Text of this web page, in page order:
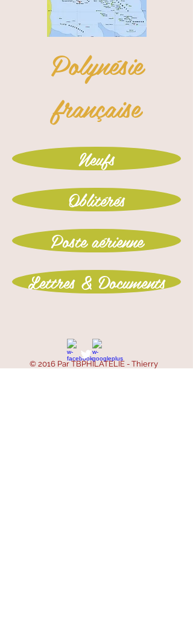
Polynésie
française
Neufs
Oblitérés
Poste aérienne
Lettres & Documents
© 2016 Par TBPHILATELIE - Thierry